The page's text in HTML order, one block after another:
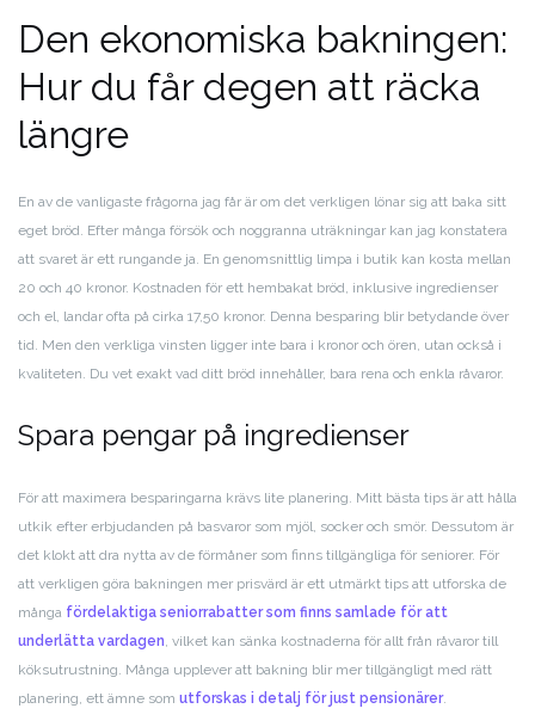
Den ekonomiska bakningen:
Hur du får degen att räcka
längre
En av de vanligaste frågorna jag får är om det verkligen lönar sig att baka sitt
eget bröd. Efter många försök och noggranna uträkningar kan jag konstatera
att svaret är ett rungande ja. En genomsnittlig limpa i butik kan kosta mellan
20 och 40 kronor. Kostnaden för ett hembakat bröd, inklusive ingredienser
och el, landar ofta på cirka 17,50 kronor. Denna besparing blir betydande över
tid. Men den verkliga vinsten ligger inte bara i kronor och ören, utan också i
kvaliteten. Du vet exakt vad ditt bröd innehåller, bara rena och enkla råvaror.
Spara pengar på ingredienser
För att maximera besparingarna krävs lite planering. Mitt bästa tips är att hålla
utkik efter erbjudanden på basvaror som mjöl, socker och smör. Dessutom är
det klokt att dra nytta av de förmåner som finns tillgängliga för seniorer. För
att verkligen göra bakningen mer prisvärd är ett utmärkt tips att utforska de
många fördelaktiga seniorrabatter som finns samlade för att
underlätta vardagen, vilket kan sänka kostnaderna för allt från råvaror till
köksutrustning. Många upplever att bakning blir mer tillgängligt med rätt
planering, ett ämne som utforskas i detalj för just pensionärer.